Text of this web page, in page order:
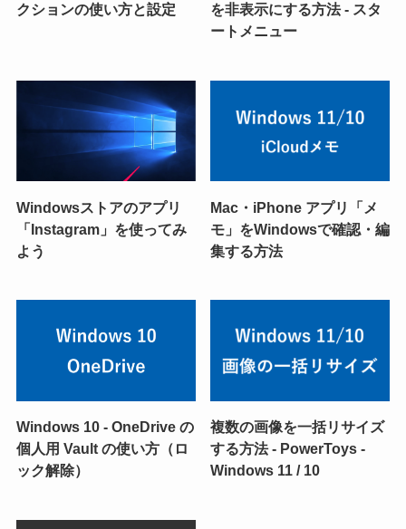
クションの使い方と設定
を非表示にする方法 - スタ
ートメニュー
Windowsストアのアプリ
「Instagram」を使ってみ
よう
Mac・iPhone アプリ「メ
モ」をWindowsで確認・編
集する方法
Windows 10 - OneDrive の
個人用 Vault の使い方（ロ
ック解除）
複数の画像を一括リサイズ
する方法 - PowerToys -
Windows 11 / 10